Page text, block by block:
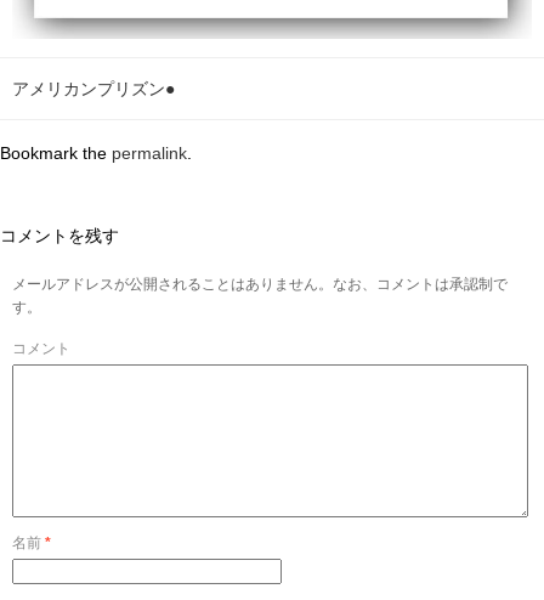
アメリカンプリズン●
Bookmark the permalink.
コメントを残す
メールアドレスが公開されることはありません。なお、コメントは承認制で
す。
コメント
名前 *